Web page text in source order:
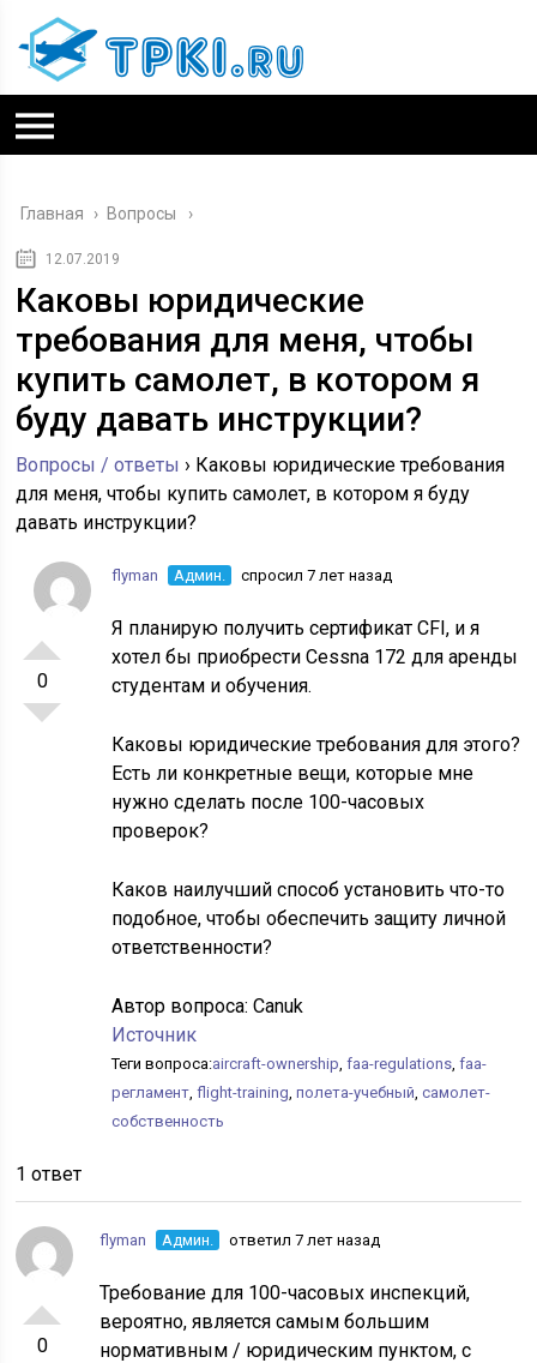
Главная › Вопросы
12.07.2019
Каковы юридические
требования для меня, чтобы
купить самолет, в котором я
буду давать инструкции?
Вопросы / ответы › Каковы юридические требования
для меня, чтобы купить самолет, в котором я буду
давать инструкции?
0
flyman Админ. спросил 7 лет назад
Я планирую получить сертификат CFI, и я
хотел бы приобрести Cessna 172 для аренды
студентам и обучения.
Каковы юридические требования для этого?
Есть ли конкретные вещи, которые мне
нужно сделать после 100-часовых
проверок?
Каков наилучший способ установить что-то
подобное, чтобы обеспечить защиту личной
ответственности?
Автор вопроса:Canuk
Источник
Теги вопроса:aircraft-ownership,faa-regulations,faa-
регламент,flight-training,полета-учебный,самолет-
собственность
1 ответ
0
flyman Админ. ответил 7 лет назад
Требование для 100-часовых инспекций,
вероятно, является самым большим
нормативным / юридическим пунктом, с